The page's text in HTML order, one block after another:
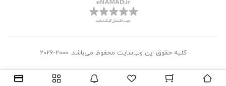
کلیه حقوق این وب‌سایت محفوظ می‌باشد. 2000-2026